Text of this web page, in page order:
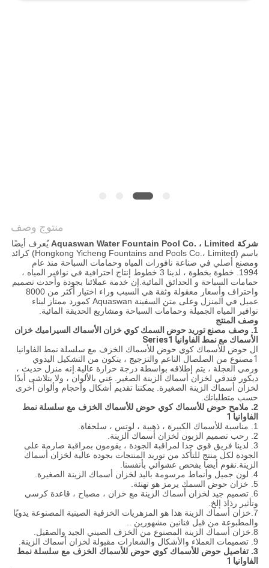
منتوج وصف
شركة Aquaswan Water Fountain Pool Co. ، Limited
يُعرف أيضًا
باسم (Hongkong Yicheng Fountains and Pools Co.، Limited) كرائد
ومصنع أصلي في صناعة نافورات المياه وحمامات السباحة منذ عام
1994. خطوة بخطوة ، لدينا 3 خطوط إنتاج احترافية في نوافير المياه ،
حمامات السباحة و الحدائق المائية.إن خدمة عملائنا بجودة وأحدث تصميم
واحتراف وأسعار معقولة وثقة هي السبب وراء اختيار أكثر من 8000
عميل في المنزل وعلى متن السفينة Aquaswan كمورد ممتاز لبناء
نوافير المياه الجميلة وحمامات السباحة ومشاريع الحديقة المائية.
وصف المنتج
1. وصف
مصنع توريد حوض السمك كوي خزان الأسماك السيراميك خزان
الأسماك مع نمط الفاوانيا Series1
ال حوض للأسماك كوي حوض للأسماك الخزف مع سلسلة نمط الفاوانيا
1مصنوع من الصلصال الناعم والتزجيج ، يتكون من التشكيل اليدوي
ورمي العجلة ، يتم إطلاقه بواسطة درجة حرارة عالية.إنه منزل حديث ،
ديكور فندقي لخزان أسماك الزينة الصغير. غني بالألوان ، ولا يتلاشى أبدًا
لخزان أسماك الزينة الصغيرة. يمكننا تقديم أشكال وأحجام وألوان أخرى
حسب متطلباتك.
2. ملامح
حوض للأسماك كوي حوض للأسماك الخزف مع سلسلة نمط
الفاوانيا 1
1. مناسبة للأسماك الكبيرة ، ذهبية ، لوتس ، سلحفاة.
2. رحب تصميم الزبون لخزان أسماك الزينة.
3. لدينا فريق قوي جدا لمراقبة الجودة ، يقومون بمراقبة صارمة على
الجودة لكل منتج للتأكد من توريد المنتجات بجودة عالية لخزان أسماك
الزينة.نقوم أيضا بفحص عشوائي بأنفسنا.
4. لون جميل وأنماط مرسومة باليد لخزان أسماك الزينة الصغيرة.
5. خزان حوض السمك يرمز هو تهنئة.
6. تصميم جيد لخزان أسماك الزينة مع خزان ، مصباح ، قاعدة كرسي
وتأثير رذاذ إلخ.
7.خزان أسماك الزينة هذا هو المزهريات الخزفية الصينية المصنوعة يدويًا
والمطبوعة من قبل فنانين مشهورين ..
8.خزان أسماك الزينة المصنوع من الخزف الصيني الجيد والصقيل.
9. تصميمات العملاء والأشكال والشعارات مقبولة لخزان أسماك الزينة.
3. تفاصيل
حوض للأسماك كوي حوض للأسماك الخزف مع سلسلة نمط
الفاوانيا 1